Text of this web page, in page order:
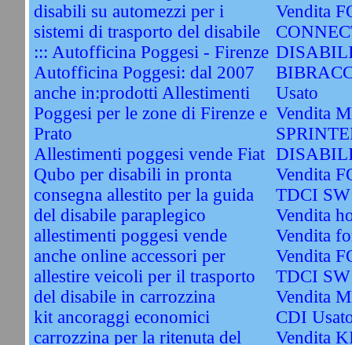
disabili su automezzi per i
sistemi di trasporto del disabile
::: Autofficina Poggesi - Firenze
Autofficina Poggesi: dal 2007
anche in:prodotti Allestimenti
Poggesi per le zone di Firenze e
Prato
Allestimenti poggesi vende Fiat
Qubo per disabili in pronta
consegna allestito per la guida
del disabile paraplegico
allestimenti poggesi vende
anche online accessori per
allestire veicoli per il trasporto
del disabile in carrozzina
kit ancoraggi economici
carrozzina per la ritenuta del
Vendita
Usato
Vendita
Vendita
TDCI
Vendita
Vendita
Vendita
TDCI
Vendita
CDI
Vendita